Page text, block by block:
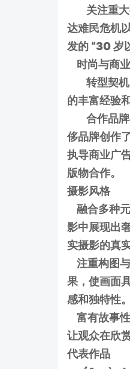
关注重大
达难民危机
发的 “30 岁
时尚与商
转型契机
的丰富经验
合作品牌
侈品牌创作
执导商业广
版物合作。
摄影风格
融合多种
影中展现出
实摄影的真
注重构图
果，使画面
感和独特性。
富有故事
让观众在欣
代表作品